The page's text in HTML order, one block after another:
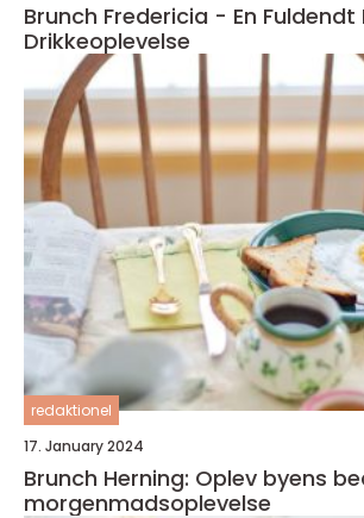
Brunch Fredericia - En
Drikkeoplevelse
redaktionel
17. January 2024
Brunch Herning: Oplev byens
morgenmadsoplevelse